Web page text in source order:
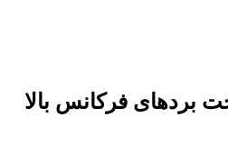
فرکانس بالا